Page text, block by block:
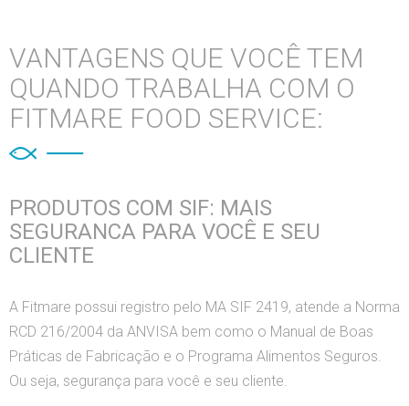
VANTAGENS QUE VOCÊ TEM
QUANDO TRABALHA COM O
FITMARE FOOD SERVICE:
PRODUTOS COM SIF: MAIS
SEGURANCA PARA VOCÊ E SEU
CLIENTE
A Fitmare possui registro pelo MA SIF 2419, atende a Norma
RCD 216/2004 da ANVISA bem como o Manual de Boas
Práticas de Fabricação e o Programa Alimentos Seguros.
Ou seja, segurança para você e seu cliente.